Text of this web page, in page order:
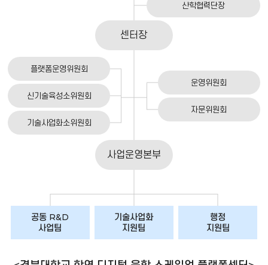
센터장
사업운영본부
산학협력단장
플랫폼운영위원회
신기술육성소위원회
기술사업화소위원회
운영위원회
자문위원회
공동 R&D
사업팀
기술사업화
지원팀
행정
지원팀